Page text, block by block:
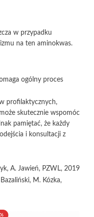
w przypadku
na ten aminokwas.
ogólny proces
profilaktycznych,
skutecznie wspomóc
pamiętać, że każdy
i konsultacji z
A. Jawień, PZWL, 2019
M. Kózka,